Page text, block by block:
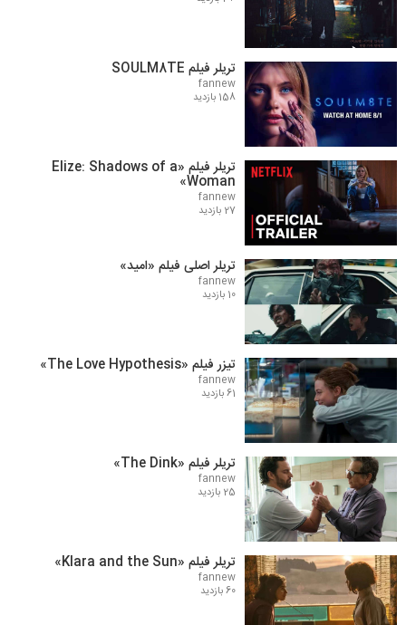
تریلر فیلم SOULM8TE
fannew
158 بازدید
تریلر فیلم «Elize: Shadows of a
Woman»
fannew
27 بازدید
تریلر اصلی فیلم «امید»
fannew
10 بازدید
تیزر فیلم «The Love Hypothesis»
fannew
61 بازدید
تریلر فیلم «The Dink»
fannew
25 بازدید
تریلر فیلم «Klara and the Sun»
fannew
60 بازدید